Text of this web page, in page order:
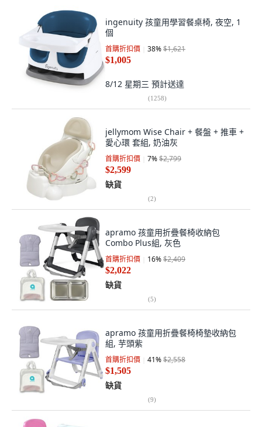
ingenuity 孩童用學習餐桌椅, 夜空, 1
個
首購折扣價 38%$1,621
$1,005
8/12 星期三 預計送達
(1258)
jellymom Wise Chair + 餐盤 + 推車 +
愛心環 套組, 奶油灰
首購折扣價 7%$2,799
$2,599
缺貨
(2)
apramo 孩童用折疊餐椅收納包
Combo Plus組, 灰色
首購折扣價 16%$2,409
$2,022
缺貨
(5)
apramo 孩童用折疊餐椅椅墊收納包
組, 芋頭紫
首購折扣價 41%$2,558
$1,505
缺貨
(9)